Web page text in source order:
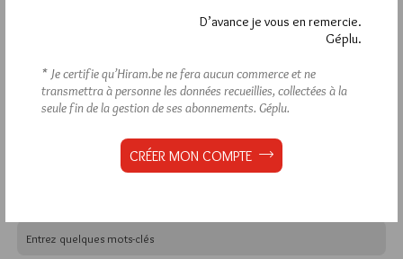
Hier jeudi 6 août 2026, Hiram.be a reçu1 672 visites
2 608 pagesont été lues (Source : Pirsch.io)
Plus d’informations
D’avance je vous en remercie.
Géplu.
* Je certifie qu’Hiram.be ne fera aucun commerce et ne
transmettra à personne les données recueillies, collectées à la
seule fin de la gestion de ses abonnements. Géplu.
CRÉER MON COMPTE